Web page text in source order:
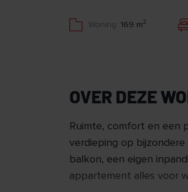
Woning: 169 m2
OVER DEZE
Ruimte, comfort en een
verdieping op bijzondere
balkon, een eigen
appartement alles voor